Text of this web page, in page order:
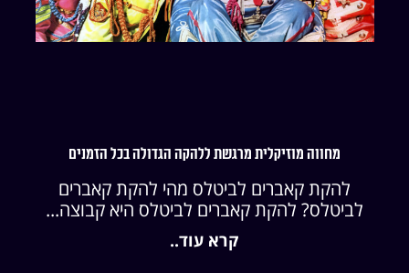
מחווה מוזיקלית מרגשת ללהקה הגדולה בכל הזמנים
להקת קאברים לביטלס מהי להקת קאברים
לביטלס? להקת קאברים לביטלס היא קבוצה...
קרא עוד..